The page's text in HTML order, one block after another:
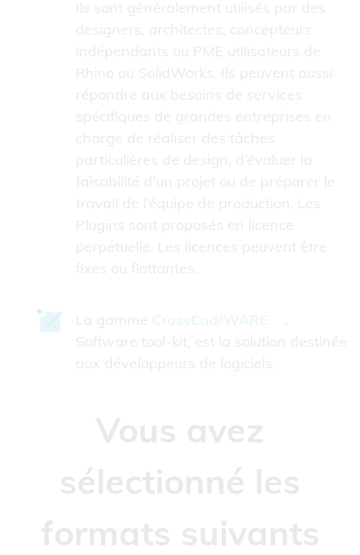
Ils sont généralement utilisés par des
designers, architectes, concepteurs
indépendants ou PME utilisateurs de
Rhino ou SolidWorks. Ils peuvent aussi
répondre aux besoins de services
spécifiques de grandes entreprises en
charge de réaliser des tâches
particulières de design, d’évaluer la
faisabilité d’un projet ou de préparer le
travail de l’équipe de production. Les
Plugins sont proposés en licence
perpétuelle. Les licences peuvent être
fixes ou flottantes.
La gamme CrossCad/WARE
Software tool-kit, est la solution destinée
aux développeurs de logiciels.
Vous avez
sélectionné les
formats suivants